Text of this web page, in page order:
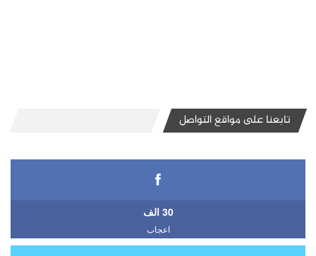
تابعنا على مواقع التواصل
30 الف
اعجاب